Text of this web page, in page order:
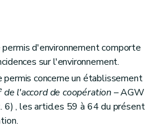
permis d'environnement comporte
sur l'environnement.
permis concerne un établissement
de l'accord de coopération – AGW
6) , les articles 59 à 64 du présent